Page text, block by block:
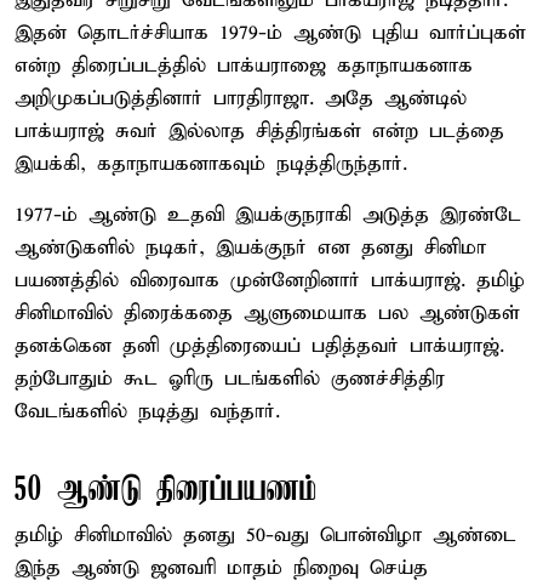
இதன் தொடர்ச்சியாக 1979-ம் ஆண்டு புதிய வார்ப்புகள்
என்ற திரைப்படத்தில் பாக்யராஜை கதாநாயகனாக
அறிமுகப்படுத்தினார் பாரதிராஜா. அதே ஆண்டில்
பாக்யராஜ் சுவர் இல்லாத சித்திரங்கள் என்ற படத்தை
இயக்கி, கதாநாயகனாகவும் நடித்திருந்தார்.
1977-ம் ஆண்டு உதவி இயக்குநராகி அடுத்த இரண்டே
ஆண்டுகளில் நடிகர், இயக்குநர் என தனது சினிமா
பயணத்தில் விரைவாக முன்னேறினார் பாக்யராஜ். தமிழ்
சினிமாவில் திரைக்கதை ஆளுமையாக பல ஆண்டுகள்
தனக்கென தனி முத்திரையைப் பதித்தவர் பாக்யராஜ்‌.
தற்போதும் கூட ஓரிரு படங்களில் குணச்சித்திர
வேடங்களில் நடித்து வந்தார்.
50 ஆண்டு திரைப்பயணம்
தமிழ் சினிமாவில் தனது 50-வது பொன்விழா ஆண்டை
இந்த ஆண்டு ஜனவரி மாதம் நிறைவு செய்த